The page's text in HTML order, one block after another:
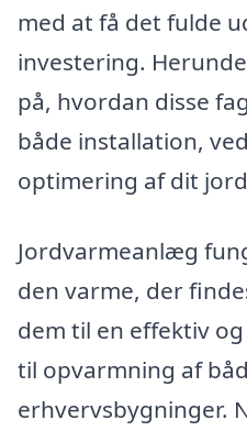
med at få det fulde
investering.
på, hvordan disse
både installation,
optimering af dit
Jordvarmeanlæg
den varme, der
dem til en effektiv
til opvarmning af
erhvervsbygninger.